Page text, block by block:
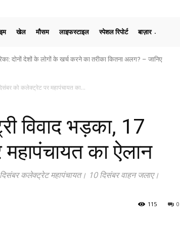
खेल मौसम लाइफस्टाइल स्पेशल रिपोर्ट बाज़ार
दोनों देशों के लोगों के खर्च करने का तरीका कितना अलग? – जानिए
को कलेक्ट्रेट पर महापंचायत का...
विवाद भड़का, 17
का ऐलान
कलेक्ट्रेट महापंचायत। 10 दिसंबर वाहन जलाए।
0
115